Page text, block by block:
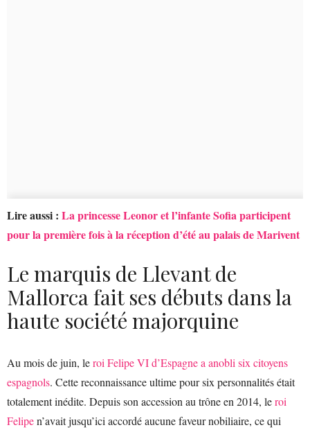
Lire aussi : La princesse Leonor et l’infante Sofia participent
pour la première fois à la réception d’été au palais de Marivent
Le marquis de Llevant de
Mallorca fait ses débuts dans la
haute société majorquine
Au mois de juin, leroi Felipe VI d’Espagne a anobli six citoyens
espagnols. Cette reconnaissance ultime pour six personnalités était
totalement inédite. Depuis son accession au trône en 2014, leroi
Felipen’avait jusqu’ici accordé aucune faveur nobiliaire, ce qui